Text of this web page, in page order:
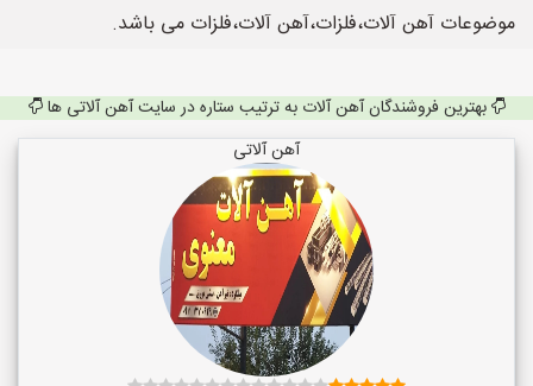
موضوعات آهن آلات،فلزات،آهن آلات،فلزات می باشد.
بهترین فروشندگان آهن آلات به ترتیب ستاره در سایت آهن آلاتی ها
آهن آلاتی